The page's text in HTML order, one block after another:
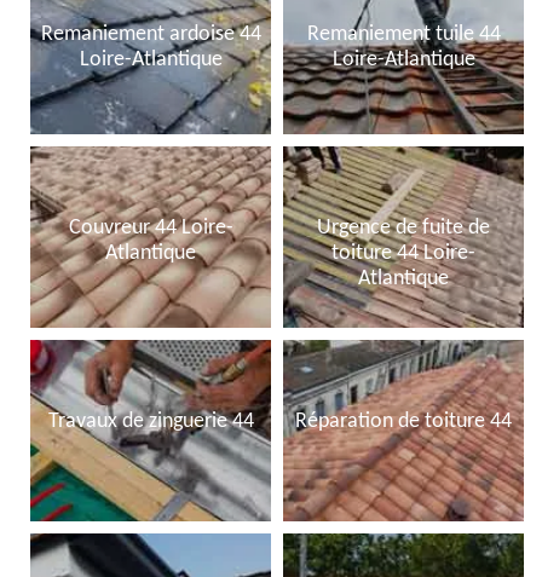
Remaniement ardoise 44
Loire-Atlantique
Remaniement tuile 44
Loire-Atlantique
Couvreur 44 Loire-
Atlantique
Urgence de fuite de
toiture 44 Loire-
Atlantique
Travaux de zinguerie 44 Réparation de toiture 44